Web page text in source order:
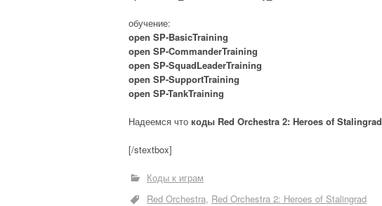
обучение:
open SP-BasicTraining
open SP-CommanderTraining
open SP-SquadLeaderTraining
open SP-SupportTraining
open SP-TankTraining
Надеемся что коды Red Orchestra 2: Heroes of Stalingrad
[/stextbox]
Коды к играм
Red Orchestra Red Orchestra 2: Heroes of Stalingrad